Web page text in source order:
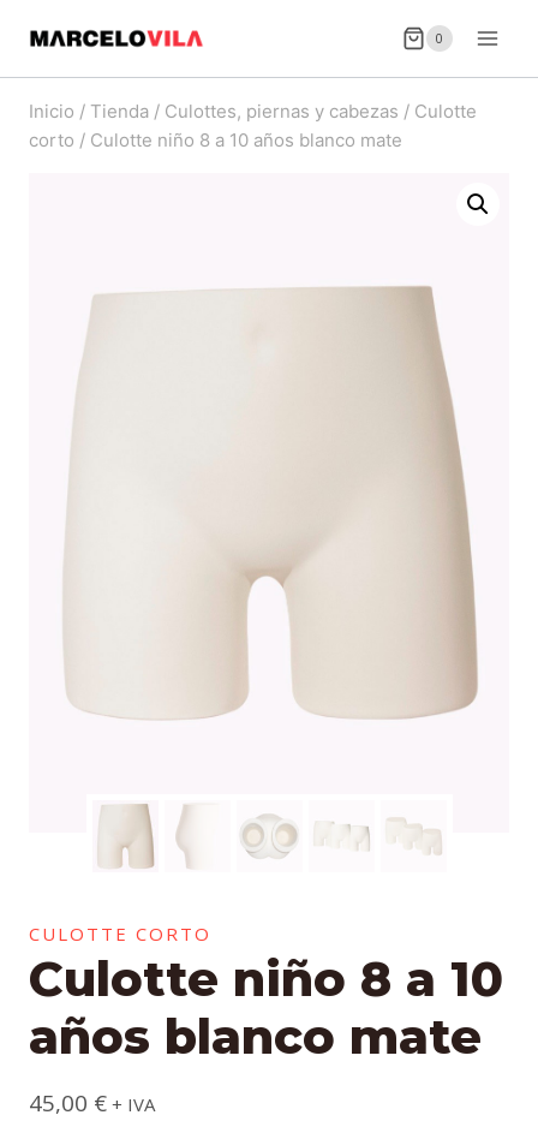
contenido
0
Inicio / Tienda / Culottes, piernas y cabezas / Culotte
corto / Culotte niño 8 a 10 años blanco mate
CULOTTE CORTO
Culotte niño 8 a 10
años blanco mate
45,00 € + IVA